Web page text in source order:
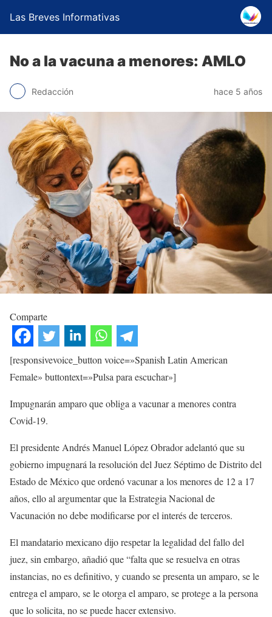
Las Breves Informativas
No a la vacuna a menores: AMLO
Redacción hace 5 años
Comparte
[responsivevoice_button voice=»Spanish Latin American
Female» buttontext=»Pulsa para escuchar»]
Impugnarán amparo que obliga a vacunar a menores contra
Covid-19.
El presidente Andrés Manuel López Obrador adelantó que su
gobierno impugnará la resolución del Juez Séptimo de Distrito del
Estado de México que ordenó vacunar a los menores de 12 a 17
años, ello al argumentar que la Estrategia Nacional de
Vacunación no debe modificarse por el interés de terceros.
El mandatario mexicano dijo respetar la legalidad del fallo del
juez, sin embargo, añadió que “falta que se resuelva en otras
instancias, no es definitivo, y cuando se presenta un amparo, se le
entrega el amparo, se le otorga el amparo, se protege a la persona
que lo solicita, no se puede hacer extensivo.